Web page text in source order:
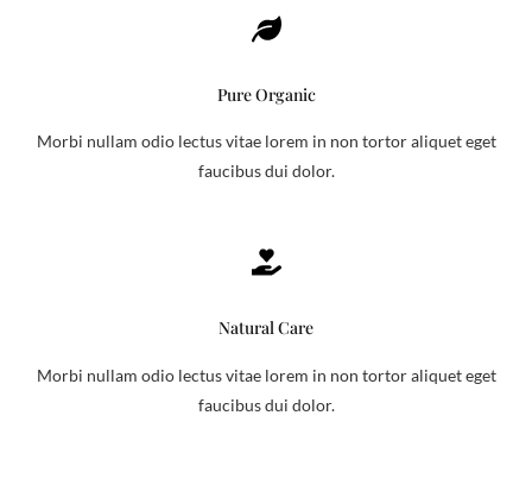
Pure Organic
Morbi nullam odio lectus vitae lorem in non tortor aliquet eget
faucibus dui dolor.
Natural Care
Morbi nullam odio lectus vitae lorem in non tortor aliquet eget
faucibus dui dolor.